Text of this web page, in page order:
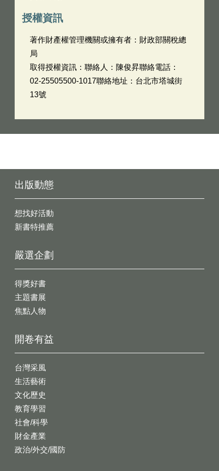
授權資訊
著作財產權管理機關或擁有者：財政部關稅總
局
取得授權資訊：聯絡人：陳俊昇聯絡電話：
02-25505500-1017聯絡地址：台北市塔城街
13號
出版動態
想找好活動
新書特推薦
開卷有益
台灣采風
生活藝術
文化歷史
教育學習
社會/科學
財金產業
政治/外交/國防
嚴選企劃
得獎好書
主題書展
焦點人物